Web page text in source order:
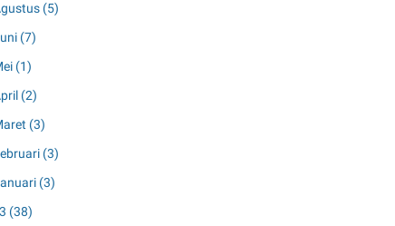
(5)
(7)
(1)
(2)
(3)
(3)
(3)
(38)